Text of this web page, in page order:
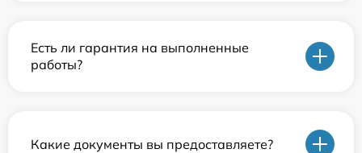
Есть ли гарантия на выполненные
работы?
Какие документы вы предоставляете?